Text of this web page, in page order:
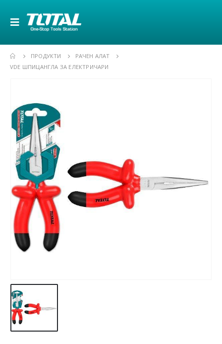
ПРОДУКТИ
РАЧЕН АЛАТ
VDE ШПИЦАНГЛА ЗА ЕЛЕКТРИЧАРИ